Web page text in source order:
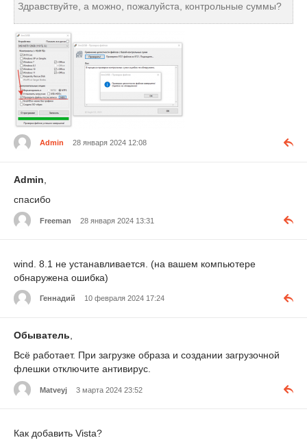
Здравствуйте, а можно, пожалуйста, контрольные суммы?
Admin 28 января 2024 12:08
Admin
спасибо
Freeman 28 января 2024 13:31
wind. 8.1 не устанавливается. (на вашем компьютере
обнаружена ошибка)
Геннадий 10 февраля 2024 17:24
Обыватель
Всё работает. При загрузке образа и создании загрузочной
флешки отключите антивирус.
Matveyj 3 марта 2024 23:52
Как добавить Vista?